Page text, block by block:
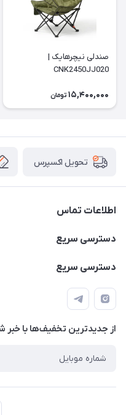
صندلی نیچرهایک |
CNK2450JJ020
15,400,000 تومان
تحویل اکسپرس
اطلاعات تماس
۰۹۳۵۶۰۴۰۳۶۵
سیمای ورزش
دسترسی سریع
اسکیت فلایینگ ایگل
اسکیت دخترانه
دسترسی سریع
اسکوتر برقی دخترانه
اسکیت روسز
اسکوتر
از جدید‌ترین تخفیف‌ها با‌ خبر